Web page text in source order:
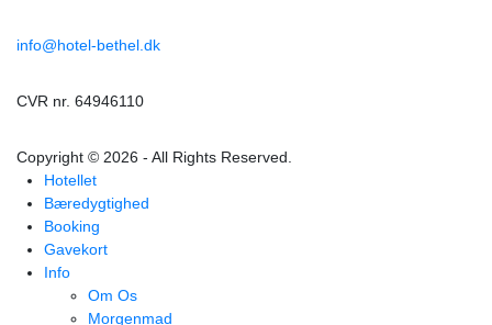
info@hotel-bethel.dk
CVR nr. 64946110
Copyright © 2026 - All Rights Reserved.
Hotellet
Bæredygtighed
Booking
Gavekort
Info
Om Os
Morgenmad